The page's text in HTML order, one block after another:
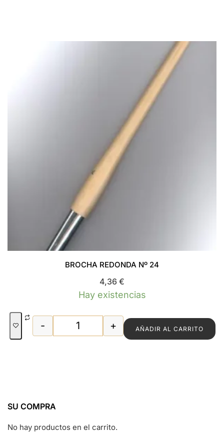
BROCHA REDONDA Nº 24
4,36 €
Hay existencias
BROCHA REDONDA Nº 24 cantidad
- + AÑADIR AL CARRITO
SU COMPRA
No hay productos en el carrito.